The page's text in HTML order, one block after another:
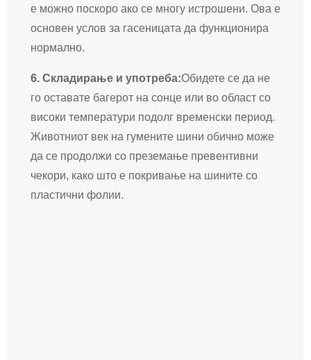
е можно поскоро ако се многу истрошени. Ова е
основен услов за гасеницата да функционира
нормално.
6. Складирање и употреба:Обидете се да не
го оставате багерот на сонце или во област со
високи температури подолг временски период.
Животниот век на гумените шини обично може
да се продолжи со преземање превентивни
чекори, како што е покривање на шините со
пластични фолии.